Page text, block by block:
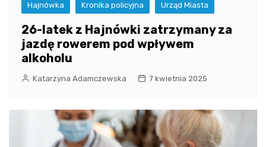
Hajnówka Kronika policyjna Urząd Miasta
26-latek z Hajnówki zatrzymany za
jazdę rowerem pod wpływem
alkoholu
Katarzyna Adamczewska 7 kwietnia 2025